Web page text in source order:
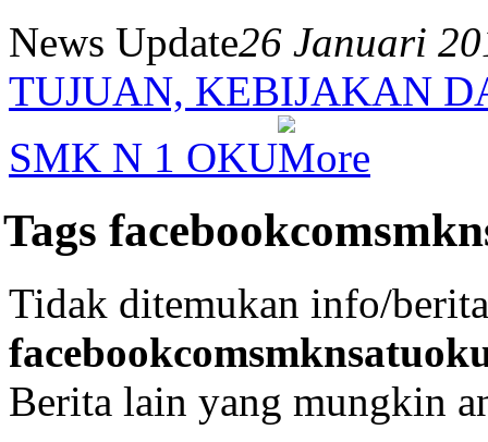
News Update26 Januari
TUJUAN, KEBIJAKAN
SMK N 1 OKU
Tags
Tidak ditemukan info/
Berita lain yang mungkin